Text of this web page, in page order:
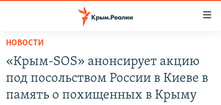
Вернуться
основному
содержанию
СПЕЦПРОЕКТЫ
НОВОСТИ
«Крым-SOS» анонсирует акцию
под посольством России в Киеве в
память о похищенных в Крыму